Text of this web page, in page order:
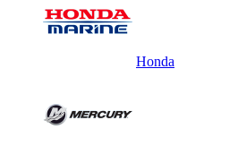
Honda